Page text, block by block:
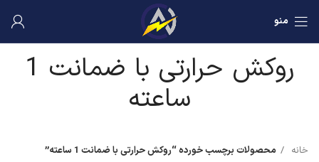
منو
روکش حرارتی با ضمانت 1
ساعته
خانه
محصولات برچسب خورده “روکش حرارتی با ضمانت 1 ساعته”